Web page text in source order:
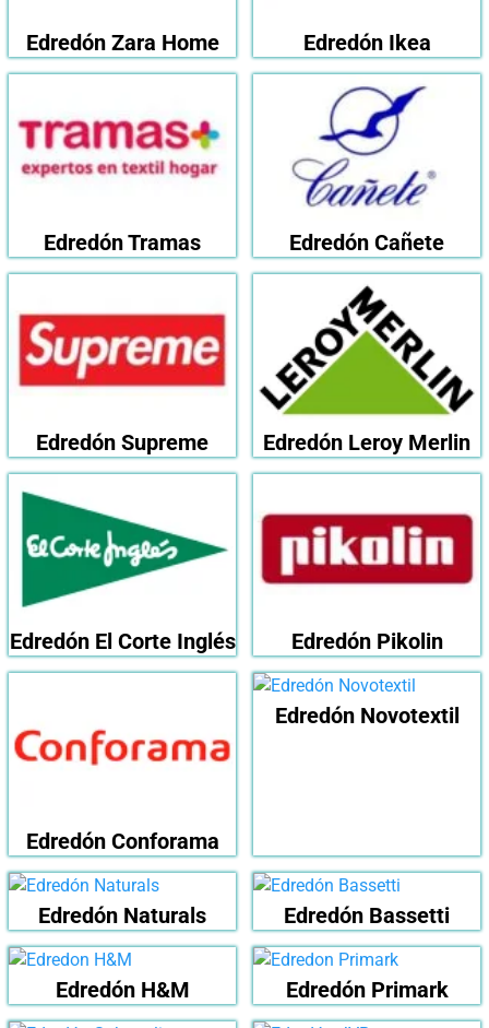
Edredón Zara Home Edredón Ikea
Edredón Tramas Edredón Cañete
Edredón Supreme Edredón Leroy Merlin
Edredón El Corte Inglés Edredón Pikolin
Edredón Conforama
Edredón Novotextil
Edredón Naturals Edredón Bassetti
Edredón H&M Edredón Primark